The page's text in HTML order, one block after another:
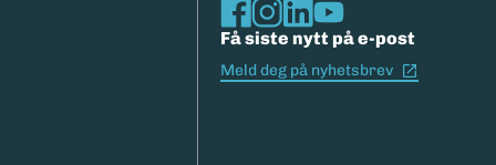
Få siste nytt på e-post
Meld deg på nyhetsbrev